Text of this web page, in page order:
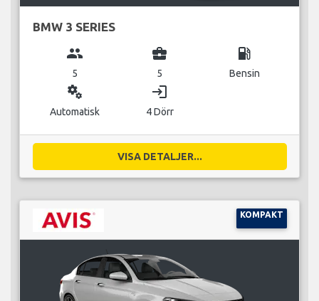
BMW 3 SERIES
group
5
business_center
5
local_gas_station
Bensin
miscellaneous_services
Automatisk
login
4 Dörr
VISA DETALJER...
KOMPAKT